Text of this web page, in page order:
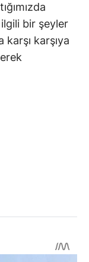
bir şeyler
karşı karşıya